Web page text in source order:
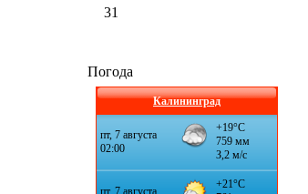
31
Погода
Калининград